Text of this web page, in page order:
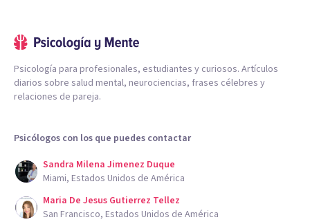
Psicología para profesionales, estudiantes y curiosos. Artículos
diarios sobre salud mental, neurociencias, frases célebres y
relaciones de pareja.
Psicólogos con los que puedes contactar
Sandra Milena Jimenez Duque
Miami, Estados Unidos de América
Maria De Jesus Gutierrez Tellez
San Francisco, Estados Unidos de América